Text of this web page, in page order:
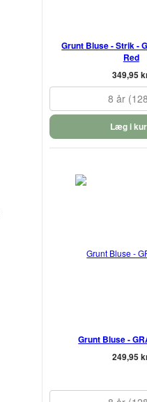
Grunt Bluse - Strik -
Red
349,95
8 år
Læg i
Grunt Bluse -
249,95